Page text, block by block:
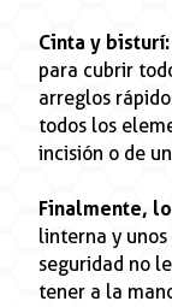
Cinta y bisturí:
para cubrir
arreglos
todos los
incisión o de
Finalmente,
linterna y
seguridad no
tener a la